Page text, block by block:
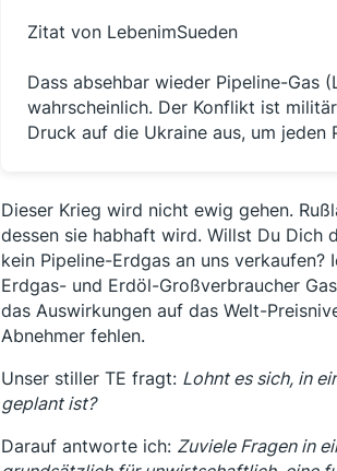
Zitat von LebenimSueden
Dass absehbar wieder Pipeline-Gas
wahrscheinlich. Der Konflikt ist
Druck auf die Ukraine aus, um jeden
Dieser Krieg wird nicht ewig gehen.
dessen sie habhaft wird. Willst Du Dich
kein Pipeline-Erdgas an uns
Erdgas- und Erdöl-Großverbraucher
das Auswirkungen auf das Welt-
Abnehmer fehlen.
Unser stiller TE fragt: Lohnt es sich, in
geplant ist?
Darauf antworte ich: Zuviele Fragen in